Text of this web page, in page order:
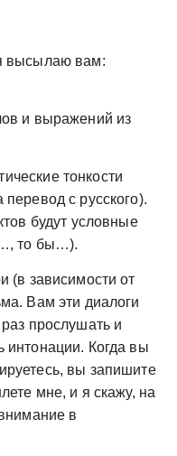
высылаю вам:
и выражений из
тонкости
с русского).
будут условные
то бы…).
(в зависимости от
Вам эти диалоги
прослушать и
интонации. Когда вы
вы запишите
мне, и я скажу, на
в